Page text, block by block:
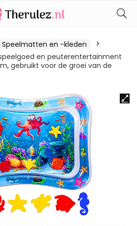
Speelmatten en -kleden
en peuterentertainment
gebruikt voor de groei van de